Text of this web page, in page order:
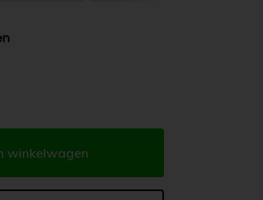
winkelwagen